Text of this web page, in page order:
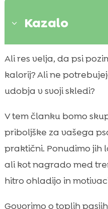
3 Kazalo
 Zakaj so
odlična ideja
 pes zima priprava
posebej
 Osnovne
psi običajno
Ogrevalni piškoti z
Tople mesne
klasika za
Ali res velja, da psi
kalorij? Ali ne
udobja v svoji skledi?
V tem članku bomo
priboljške za vašega
praktični. Ponudimo jih
ali kot nagrado med
hitro ohladijo in
Govorimo o toplih